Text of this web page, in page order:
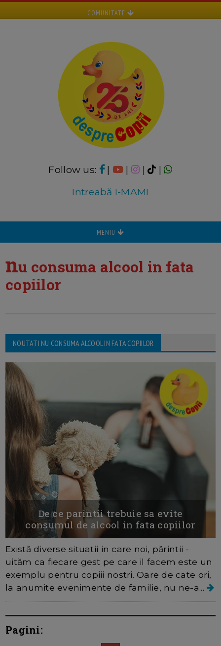
COMUNITATE
Follow us: | | |
|
Intreabă I-MAMI
MENIU
nu consuma alcool in fata
copiilor
NOUTATI NU CONSUMA ALCOOL IN FATA COPIILOR
De ce parintii trebuie sa evite
consumul de alcool in fata copiilor
Există diverse situatii in care noi, părintii -
uităm ca fiecare gest pe care il facem este un
exemplu pentru copiii nostri. Oare de cate ori,
la anumite evenimente de familie, nu ne-a...
Pagini: